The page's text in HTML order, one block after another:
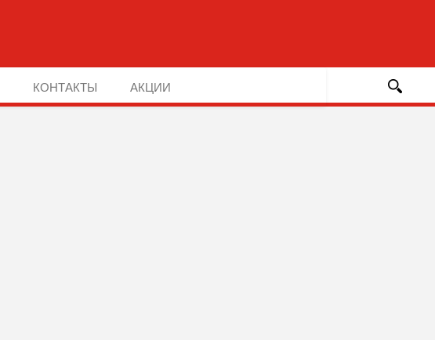
КОНТАКТЫ АКЦИИ